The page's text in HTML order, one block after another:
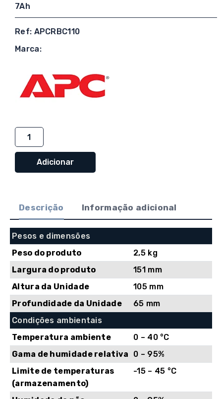
7Ah
Ref: APCRBC110
Marca:
Quantidade
de
Replacement
#110
-
12V
7Ah
Adicionar
Descrição Informação adicional
Pesos e dimensões
Peso do produto
2,5 kg
Largura do produto
151 mm
Altura da Unidade
105 mm
Profundidade da Unidade
65 mm
Condições ambientais
Temperatura ambiente
0 – 40 °C
Gama de humidade relativa
0 – 95%
Limite de temperaturas
(armazenamento)
-15 – 45 °C